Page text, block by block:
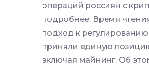
операций россиян с
подробнее. Время
подход к
приняли единую
включая майнинг. Об